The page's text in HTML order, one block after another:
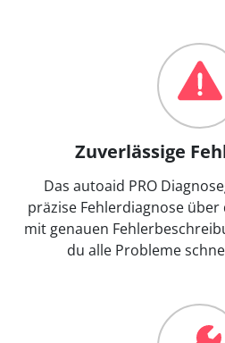
Zuverlässige
Das autoaid PRO
präzise Fehlerdiagnose
mit genauen
du alle Probleme